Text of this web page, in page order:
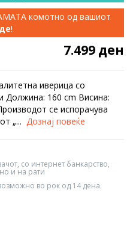
комотно од вашиот
!
7.499 ден
иверица со
Должина: 160 cm Висина:
се испорачува
„... Дознај повеќе
со интернет банкарство,
и на рати
во рок од 14 дена